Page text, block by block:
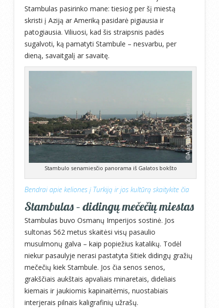
Stambulas pasirinko mane: tiesiog per šį miestą
skristi į Aziją ar Ameriką pasidarė pigiausia ir
patogiausia. Viliuosi, kad šis straipsnis padės
sugalvoti, ką pamatyti Stambule – nesvarbu, per
dieną, savaitgalį ar savaitę.
Stambulo senamiesčio panorama iš Galatos bokšto
Bendrai apie keliones į Turkiją ir jos kultūrą skaitykite čia
Stambulas – didingų mečečių miestas
Stambulas buvo Osmanų Imperijos sostinė. Jos
sultonas 562 metus skaitėsi visų pasaulio
musulmonų galva – kaip popiežius katalikų. Todėl
niekur pasaulyje nerasi pastatyta šitiek didingų gražių
mečečių kiek Stambule. Jos čia senos senos,
grakščiais aukštais apvaliais minaretais, dideliais
kiemais ir jaukiomis kapinaitėmis, nuostabiais
interjerais pilnais kaligrafinių užrašų.